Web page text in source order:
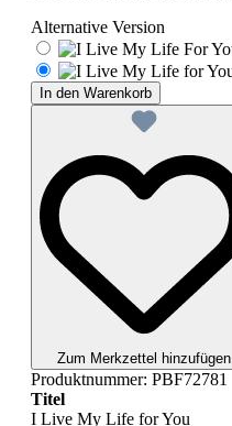
Alternative Version
In den Warenkorb
Zum Merkzettel hinzufügen
Produktnummer: PBF72781
Titel
I Live My Life for You